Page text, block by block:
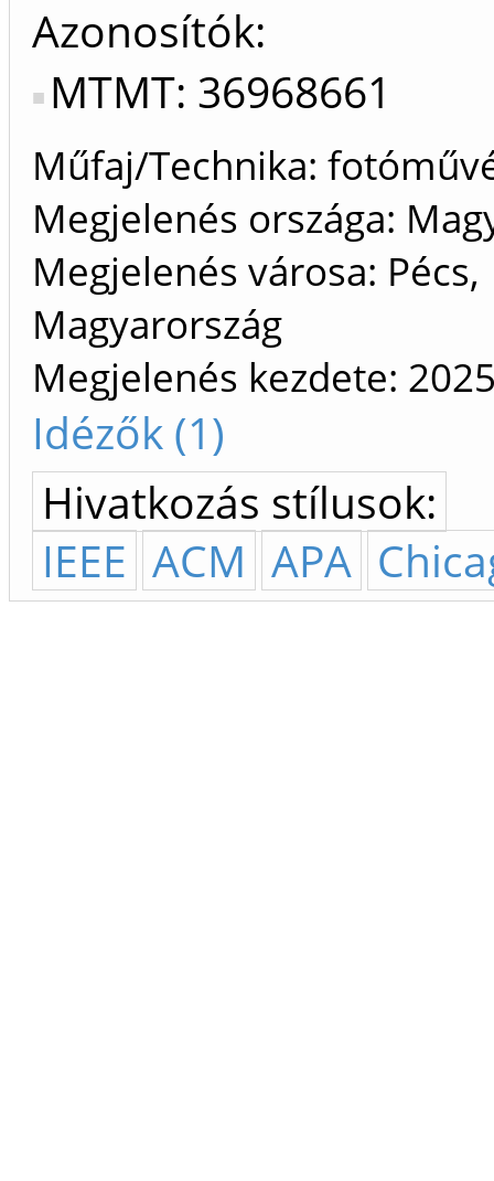
Azonosítók
MTMT: 36968661
Műfaj/Technika:
Megjelenés országa:
Megjelenés városa: Pécs,
Magyarország
Megjelenés kezdete:
Idézők (1)
Hivatkozás stílusok:
IEEE ACM APA